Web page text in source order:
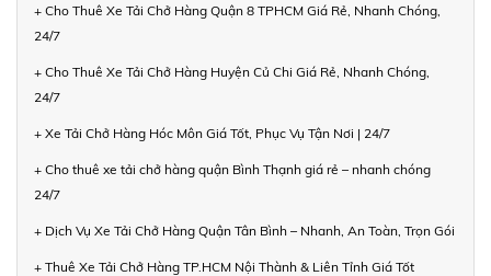
+ Cho Thuê Xe Tải Chở Hàng Quận 8 TPHCM Giá Rẻ, Nhanh Chóng,
24/7
+ Cho Thuê Xe Tải Chở Hàng Huyện Củ Chi Giá Rẻ, Nhanh Chóng,
24/7
+ Xe Tải Chở Hàng Hóc Môn Giá Tốt, Phục Vụ Tận Nơi | 24/7
+ Cho thuê xe tải chở hàng quận Bình Thạnh giá rẻ – nhanh chóng
24/7
+ Dịch Vụ Xe Tải Chở Hàng Quận Tân Bình – Nhanh, An Toàn, Trọn Gói
+ Thuê Xe Tải Chở Hàng TP.HCM Nội Thành & Liên Tỉnh Giá Tốt